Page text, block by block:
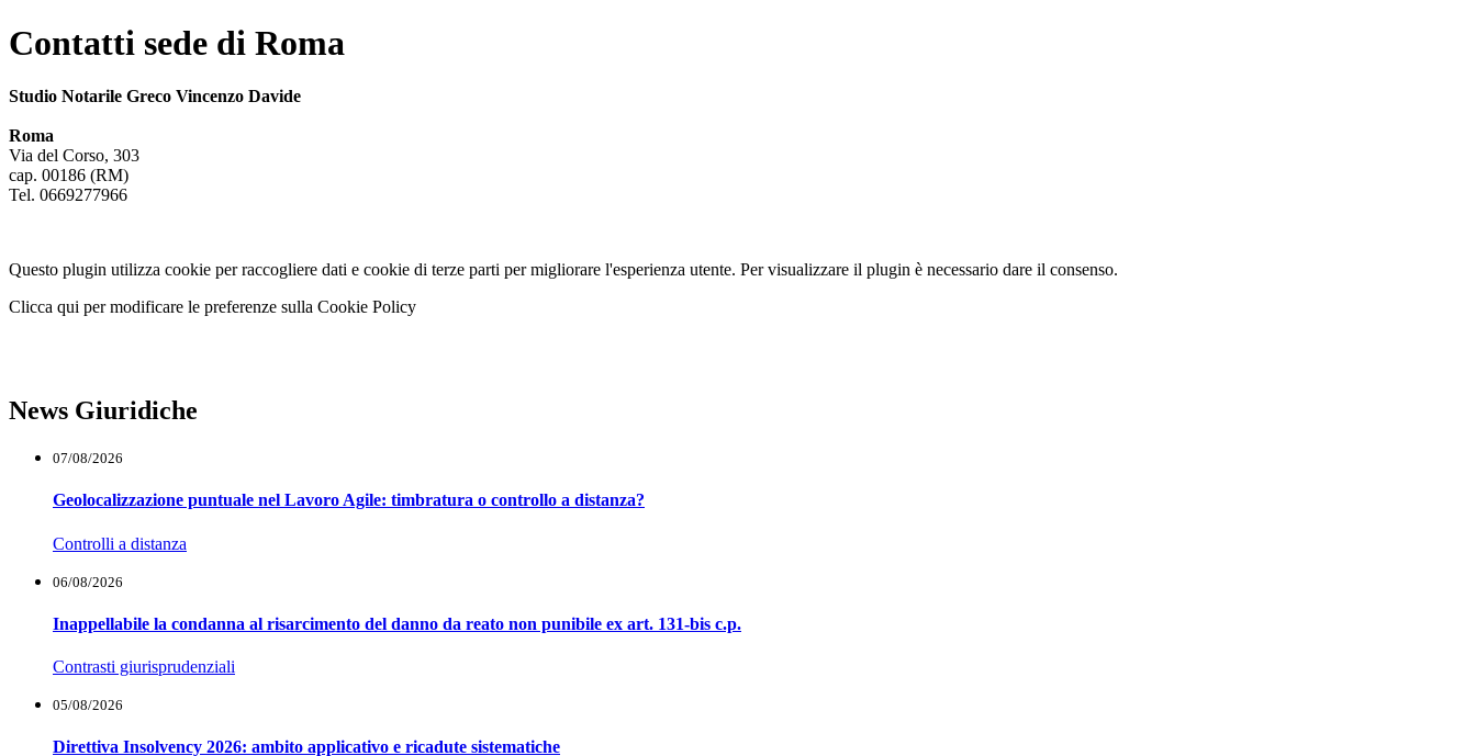
Contatti sede di Roma
Studio Notarile Greco Vincenzo Davide
Roma
Via del Corso, 303
cap. 00186 (RM)
Tel. 0669277966
Questo plugin utilizza cookie per raccogliere dati e cookie di terze parti per migliorare l'esperienza utente. Per visualizzare il plugin è necessario dare il consenso.
Clicca qui per modificare le preferenze sulla Cookie Policy
News Giuridiche
07/08/2026
Geolocalizzazione puntuale nel Lavoro Agile: timbratura o controllo a distanza?
Controlli a distanza
06/08/2026
Inappellabile la condanna al risarcimento del danno da reato non punibile ex art. 131-bis c.p.
Contrasti giurisprudenziali
05/08/2026
Direttiva Insolvency 2026: ambito applicativo e ricadute sistematiche